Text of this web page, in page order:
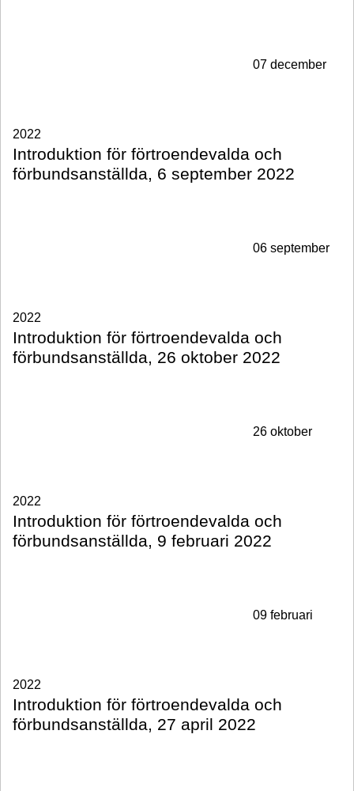
07 december
2022
Introduktion för förtroendevalda och
förbundsanställda, 6 september 2022
06 september
2022
Introduktion för förtroendevalda och
förbundsanställda, 26 oktober 2022
26 oktober
2022
Introduktion för förtroendevalda och
förbundsanställda, 9 februari 2022
09 februari
2022
Introduktion för förtroendevalda och
förbundsanställda, 27 april 2022